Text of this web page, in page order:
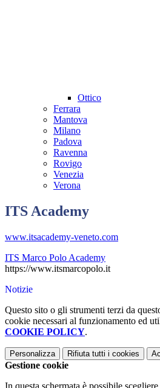
Ottico
Ferrara
Mantova
Milano
Padova
Ravenna
Rovigo
Venezia
Verona
ITS Academy
www.itsacademy-veneto.com
ITS Marco Polo Academy
https://www.itsmarcopolo.it
Notizie
Questo sito o gli strumenti terzi da
cookie necessari al funzionamento ed
COOKIE POLICY.
Personalizza Rifiuta tutti i cookies
Gestione cookie